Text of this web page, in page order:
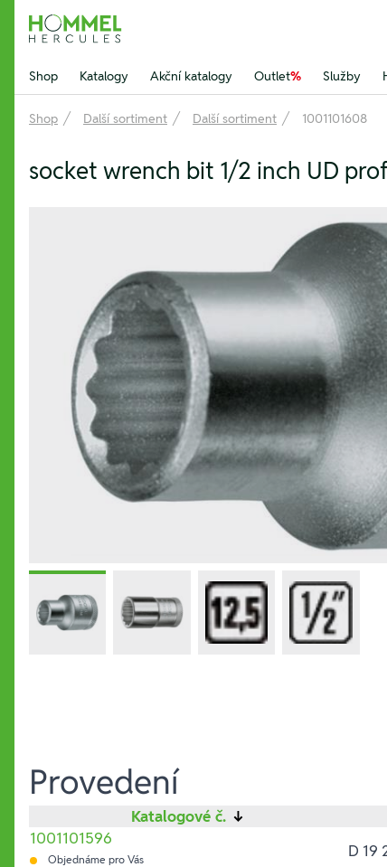
Hommel Hercules
Shop Katalogy Akční katalogy Outlet% Služby
Shop Další sortiment Další sortiment 1001101608
socket wrench bit 1/2 inch UD
Provedení
Katalogové č. ↓
1001101596
Objednáme pro Vás D 19